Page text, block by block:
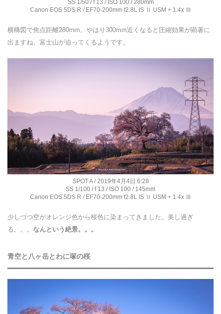
SS 1/50 / f 13 / ISO 100 / 280mm
Canon EOS 5DS R / EF70-200mm f2.8L IS Ⅱ USM + 1.4x Ⅲ
横構図で焦点距離280mm。やはり300mm近くなると圧縮効果が顕著に
出ますね。富士山が迫ってくるようです。
SPOT A / 2019年4月4日 6:28
SS 1/100 / f 13 / ISO 100 / 145mm
Canon EOS 5DS R / EF70-200mm f2.8L IS Ⅱ USM + 1.4x Ⅲ
少しづつ空がオレンジ色から桜色に染まってきました。美し過ぎ
る。。。 なんという絶景。。。
青空と八ヶ岳とわに塚の桜